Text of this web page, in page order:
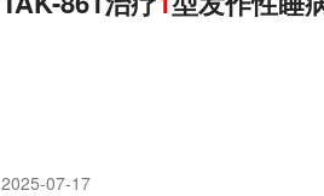
2025-07-17